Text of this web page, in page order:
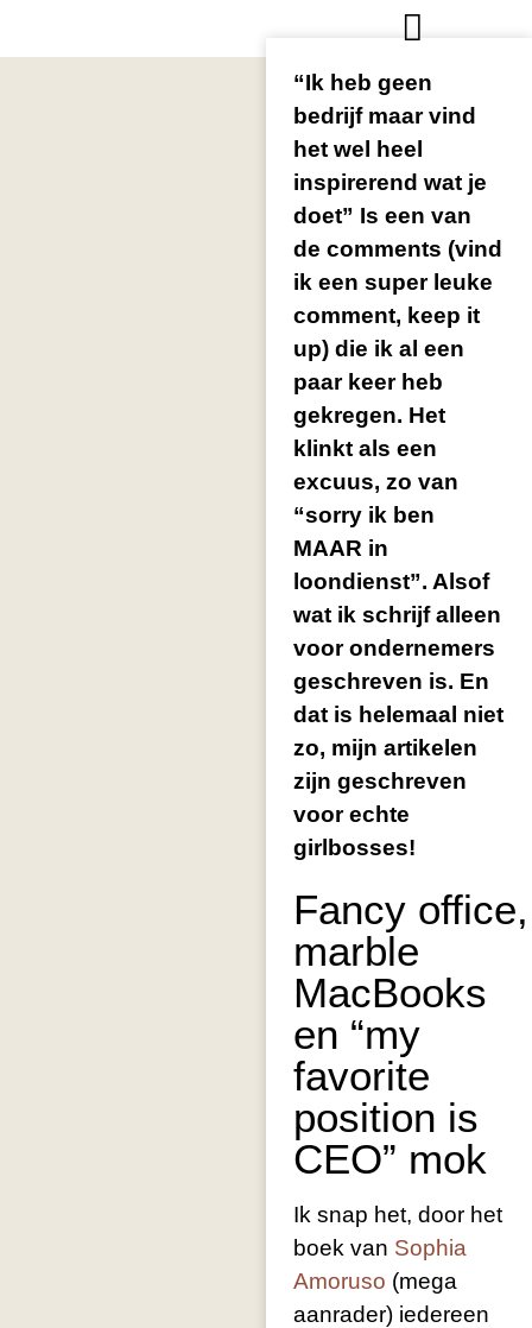
“Ik heb geen
bedrijf maar vind
het wel heel
inspirerend wat je
doet” Is een van
de comments (vind
ik een super leuke
comment, keep it
up) die ik al een
paar keer heb
gekregen. Het
klinkt als een
excuus, zo van
“sorry ik ben
MAAR in
loondienst”. Alsof
wat ik schrijf alleen
voor ondernemers
geschreven is. En
dat is helemaal niet
zo, mijn artikelen
zijn geschreven
voor echte
girlbosses!
Fancy office,
marble
MacBooks
en “my
favorite
position is
CEO” mok
Ik snap het, door het
boek van Sophia
Amoruso (mega
aanrader) iedereen